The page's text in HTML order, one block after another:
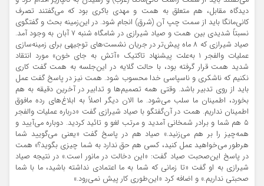
دیدگاه مقابل، هم متعلق به همت و مهدی باکری بود که می‌گفتند تصرف
کانی‌مانگا باید از سمت چپ آن (شرق) انجام شود. در این‌زمینه بحث و گفتگوی
نسبتاً شدیدی بین همت و صیاد شیرازی در شامگاه شنبه ۷ آبان به وجود آمد.
صیاد شیرازی که ۸ ماه پیش‌تر در جریان نشست‌های توجیهی برای زمینه‌سازی
عملیات والفجر ۱ به‌علت پیشنهاد تاکتیک «آتش به جای خون» مورد انتقاد
شدید همت قرار گرفته بود، با حالت گلایه در این‌جلسه به همت گفت کاری
نکنیم که ناشکری و ناسپاسی خدا محسوب شود. همت نیز در پاسخ گفت عمل
باید از روی تدبیر باشد. وقتی همه تصمیم‌ها و تدابیر در آخرین دقیقه به هم
بخورد، اطمینان ما سلب می‌شود. ما الان دیگر اصلاً به ابلاغ‌های رده مافوق
اطمینان نداریم. همت در آن‌گفتگو با صیاد شیرازی گفت «درباره عملیات والفجر
۵ هم شما و برادر شمخانی آمدید و مرتب لغو و تائید کردید. دوباره می‌آیید و
همه‌چیز را بر هم می‌زنید.» صیاد هم در پاسخ گفت «یعنی می‌گویید شما
هرطور می‌خواهید عمل کنید، کسی هم حق ندارد به شما چیزی بگوید؟» همت
در پاسخ این‌صحبت صیاد گفت: «این دخالت در مانور است.» در نتیجه صیاد
شیرازی به او گفت «تا زمانی که شما به ما اعتمادی نداشته باشید، ما با شما
صحبتی نداریم.» و اضافه کرد «این‌طوری کار پیش نمی‌رود.»